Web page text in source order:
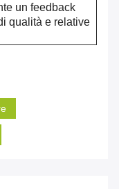
un feedback
qualità e relative